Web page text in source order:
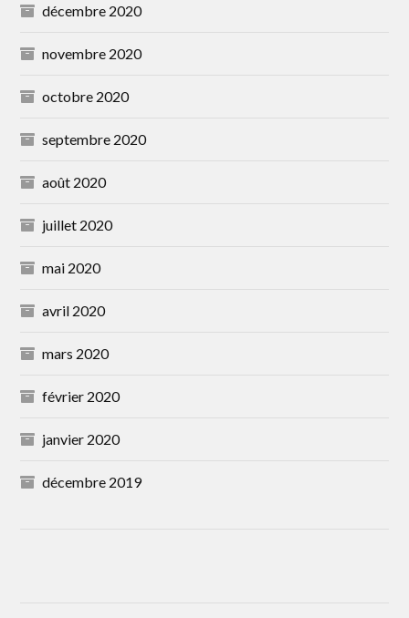
décembre 2020
novembre 2020
octobre 2020
septembre 2020
août 2020
juillet 2020
mai 2020
avril 2020
mars 2020
février 2020
janvier 2020
décembre 2019